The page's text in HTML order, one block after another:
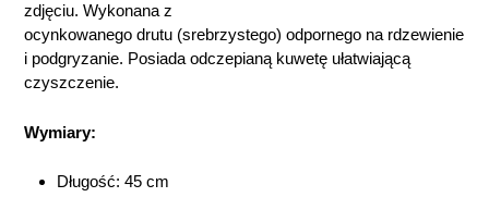
zdjęciu. Wykonana z
ocynkowanego drutu (srebrzystego) odpornego na rdzewienie
i podgryzanie. Posiada odczepianą kuwetę ułatwiającą
czyszczenie.
Wymiary:
Długość: 45 cm